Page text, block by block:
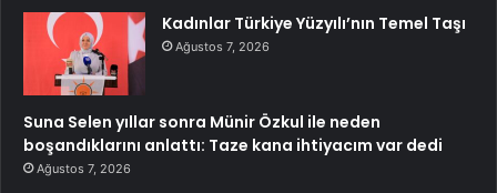
Kadınlar Türkiye Yüzyılı’nın Temel Taşı
Ağustos 7, 2026
Suna Selen yıllar sonra Münir Özkul ile neden
boşandıklarını anlattı: Taze kana ihtiyacım var dedi
Ağustos 7, 2026